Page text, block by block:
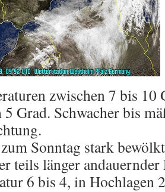
zwischen 7 bis 10
Grad. Schwacher bis
Sonntag stark
teils länger andauernder
6 bis 4, in Hochlagen